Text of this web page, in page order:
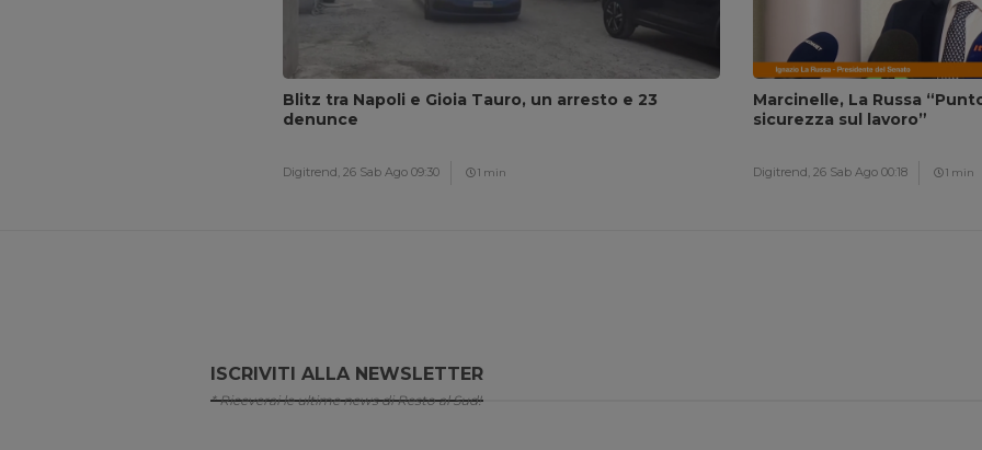
Blitz tra Napoli e Gioia Tauro, un arresto e 23
denunce
Digitrend, 26 Sab Ago 09:30 1 min
Marcinelle, La Russa
sicurezza sul lavoro”
Digitrend, 26 Sab Ago 00:18 1 min
ISCRIVITI ALLA NEWSLETTER
* Riceverai le ultime news di Resto al Sud!